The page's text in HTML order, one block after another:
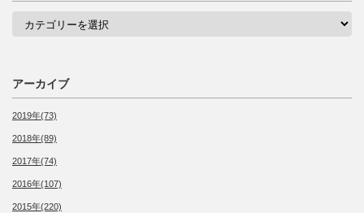
アーカイブ
2019年(73)
2018年(89)
2017年(74)
2016年(107)
2015年(220)